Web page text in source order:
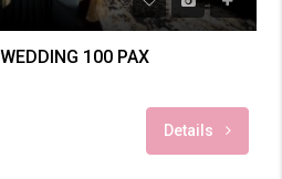
100 PAX
Details